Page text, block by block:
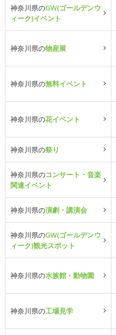
神奈川県のGW(ゴールデンウ
ィーク)イベント
神奈川県の物産展
神奈川県の無料イベント
神奈川県の花イベント
神奈川県の祭り
神奈川県のコンサート・音楽
関連イベント
神奈川県の演劇・講演会
神奈川県のGW(ゴールデンウ
ィーク)観光スポット
神奈川県の水族館・動物園
神奈川県の工場見学